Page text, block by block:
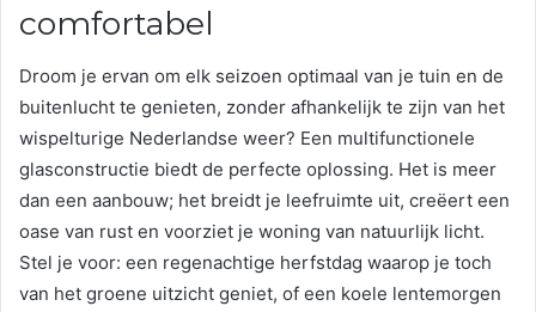
comfortabel
Droom je ervan om elk seizoen optimaal van je tuin en de
buitenlucht te genieten, zonder afhankelijk te zijn van het
wispelturige Nederlandse weer? Een multifunctionele
glasconstructie biedt de perfecte oplossing. Het is meer
dan een aanbouw; het breidt je leefruimte uit, creëert een
oase van rust en voorziet je woning van natuurlijk licht.
Stel je voor: een regenachtige herfstdag waarop je toch
van het groene uitzicht geniet, of een koele lentemorgen